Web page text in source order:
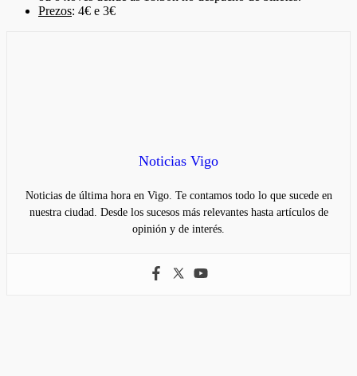
Prezos: 4€ e 3€
Noticias Vigo
Noticias de última hora en Vigo. Te contamos todo lo que sucede en
nuestra ciudad. Desde los sucesos más relevantes hasta artículos de
opinión y de interés.